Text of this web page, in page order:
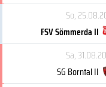
So,
FSV Sömmerda II
Sa,
SG Borntal II